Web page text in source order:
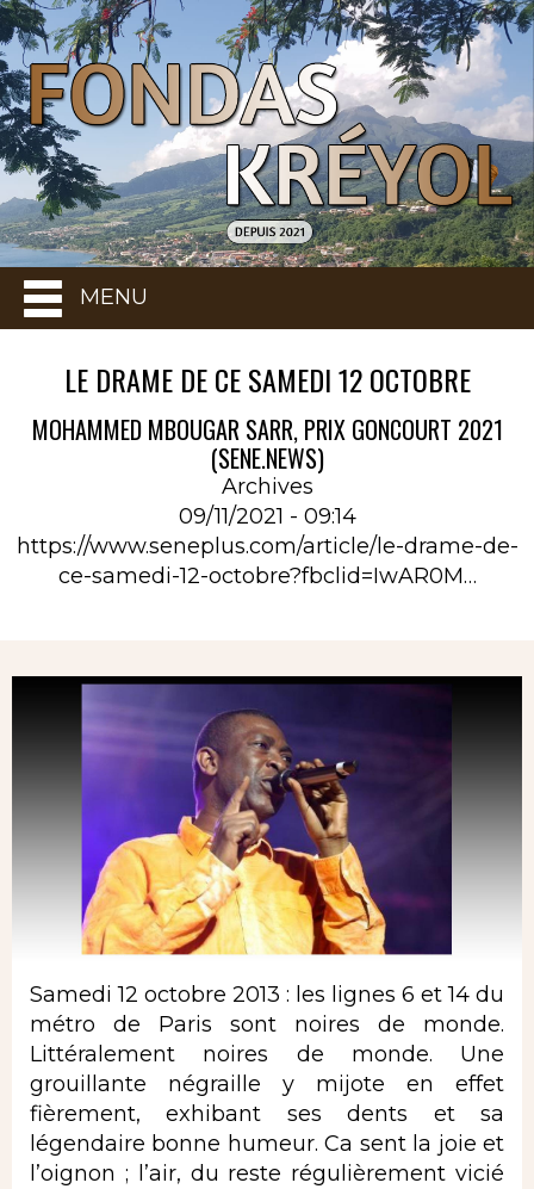
MENU
LE DRAME DE CE SAMEDI 12 OCTOBRE
MOHAMMED MBOUGAR SARR, PRIX GONCOURT 2021
(SENE.NEWS)
Archives
09/11/2021 - 09:14
https://www.seneplus.com/article/le-drame-de-
ce-samedi-12-octobre?fbclid=IwAR0M…
Samedi 12 octobre 2013 : les lignes 6 et 14 du
métro de Paris sont noires de monde.
Littéralement noires de monde. Une
grouillante négraille y mijote en effet
fièrement, exhibant ses dents et sa
légendaire bonne humeur. Ca sent la joie et
l’oignon ; l’air, du reste régulièrement vicié